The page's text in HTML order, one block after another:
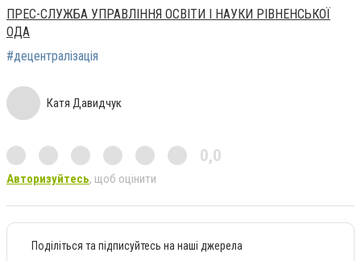
ПРЕС-СЛУЖБА УПРАВЛІННЯ ОСВІТИ І НАУКИ РІВНЕНСЬКОЇ
ОДА
#децентралізація
Катя Давидчук
0,0
Авторизуйтесь, щоб оцінити
Поділіться та підписуйтесь на наші джерела